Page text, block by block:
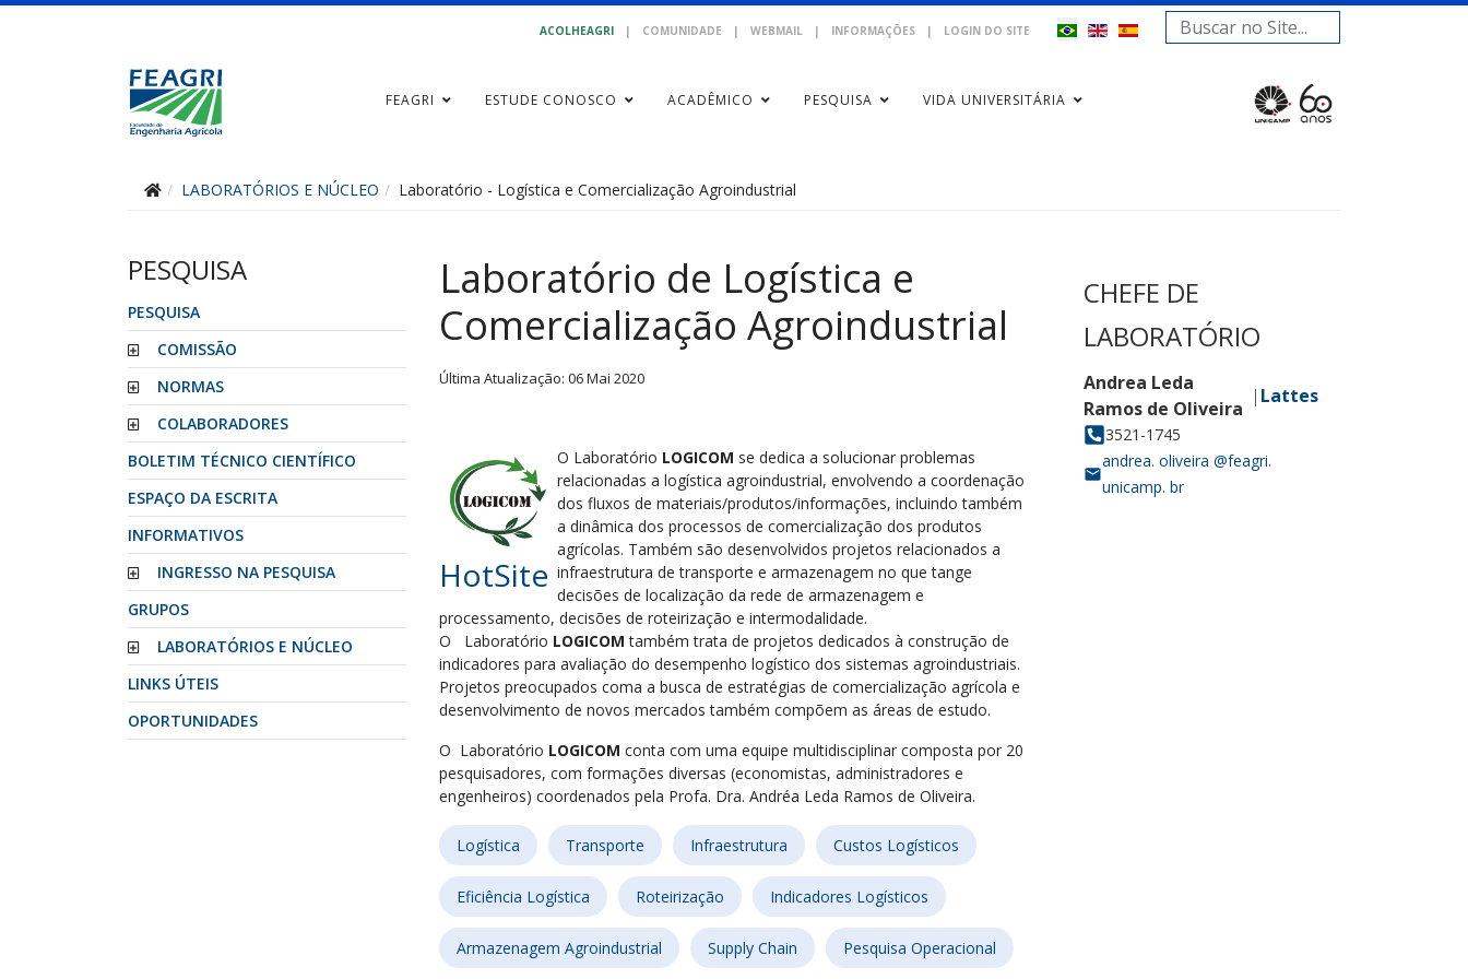
ACOLHEAGRI | COMUNIDADE | WEBMAIL | INFORMAÇÕES | LOGIN DO SITE Pesquisar...
FEAGRI ESTUDE CONOSCO ACADÊMICO PESQUISA VIDA UNIVERSITÁRIA
LABORATÓRIOS E NÚCLEO Laboratório - Logística e Comercialização Agroindustrial
PESQUISA
PESQUISA
COMISSÃO
NORMAS
COLABORADORES
BOLETIM TÉCNICO CIENTÍFICO
ESPAÇO DA ESCRITA
INFORMATIVOS
INGRESSO NA PESQUISA
GRUPOS
LABORATÓRIOS E NÚCLEO
LINKS ÚTEIS
OPORTUNIDADES
Laboratório de Logística e
Comercialização Agroindustrial
Última Atualização: 06 Mai 2020
HotSite
O Laboratório LOGICOM se dedica a solucionar problemas
relacionadas a logística agroindustrial, envolvendo a coordenação
dos fluxos de materiais/produtos/informações, incluindo também
a dinâmica dos processos de comercialização dos produtos
agrícolas. Também são desenvolvidos projetos relacionados a
infraestrutura de transporte e armazenagem no que tange
decisões de localização da rede de armazenagem e
processamento, decisões de roteirização e intermodalidade.
O Laboratório LOGICOM também trata de projetos dedicados à construção de
indicadores para avaliação do desempenho logístico dos sistemas agroindustriais.
Projetos preocupados coma a busca de estratégias de comercialização agrícola e
desenvolvimento de novos mercados também compõem as áreas de estudo.
O Laboratório LOGICOM conta com uma equipe multidisciplinar composta por 20
pesquisadores, com formações diversas (economistas, administradores e
engenheiros) coordenados pela Profa. Dra. Andréa Leda Ramos de Oliveira.
Logística Transporte Infraestrutura Custos Logísticos
Eficiência Logística Roteirização Indicadores Logísticos
Armazenagem Agroindustrial Supply Chain Pesquisa Operacional